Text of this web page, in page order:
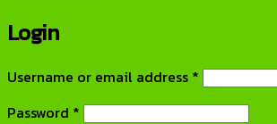
Login
Username or email address * Required
Password * Required